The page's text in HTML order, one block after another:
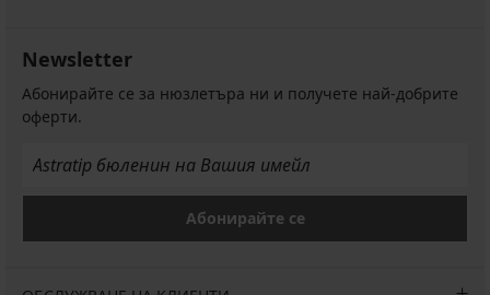
Newsletter
Абонирайте се за нюзлетъра ни и получете най-добрите
оферти.
Абонирайте се